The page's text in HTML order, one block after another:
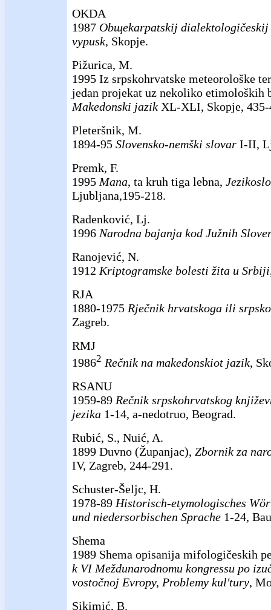
OKDA
1987 Obщekarpatskij
vypusk, Skopje.
Pižurica, M.
1995 Iz srpskohrvatske meteorološke
jedan projekat uz nekoliko etimoloških
Makedonski jazik XL-XLI, Skopje, 435-
Pleteršnik, M.
1894-95 Slovensko-nemški slovar I-II,
Premk, F.
1995 Mana, ta kruh tiga lebna,
Ljubljana,195-218.
Radenković, Lj.
1996 Narodna bajanja kod Južnih
Ranojević, N.
1912 Kriptogramske bolesti žita u Srbiji
RJA
1880-1975 Rječnik hrvatskoga ili
Zagreb.
RMJ
19862 Rečnik na makedonskiot jazik,
RSANU
1959-89 Rečnik srpskohrvatskog
jezika 1-14, a-nedotruo, Beograd.
Rubić, S., Nuić, A.
1899 Duvno (Županjac), Zbornik za
IV, Zagreb, 244-291.
Schuster-Šeljc, H.
1978-89 Historisch-etymologisches
und niedersorbischen Sprache 1-24,
Shema
1989 Shema opisanija mifologičeskih
k VI Meždunarodnomu kongressu po
vostočnoj Evropy, Problemy kul'tury,
Sikimić, B.